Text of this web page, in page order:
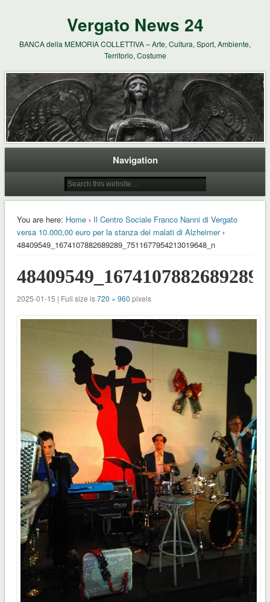
Vergato News 24
BANCA della MEMORIA COLLETTIVA – Arte, Cultura, Sport, Ambiente,
Territorio, Costume
Navigation
You are here: Home› Il Centro Sociale Franco Nanni di Vergato
versa 10.000,00 euro per la stanza dei malati di Alzheimer›
48409549_1674107882689289_7511677954213019648_n
2025-01-15 | Full size is720 × 960 pixels